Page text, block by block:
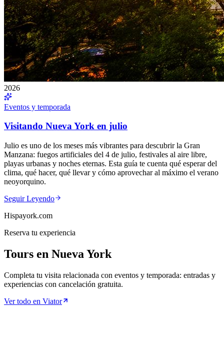
2026
Eventos y temporada
Visitando Nueva York en julio
Julio es uno de los meses más vibrantes para descubrir la Gran
Manzana: fuegos artificiales del 4 de julio, festivales al aire libre,
playas urbanas y noches eternas. Esta guía te cuenta qué esperar del
clima, qué hacer, qué llevar y cómo aprovechar al máximo el verano
neoyorquino.
Seguir Leyendo
Hispayork.com
Reserva tu experiencia
Tours en Nueva York
Completa tu visita relacionada con eventos y temporada: entradas y
experiencias con cancelación gratuita.
Ver todo en Viator